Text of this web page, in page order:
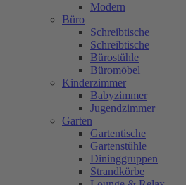
Modern
Büro
Schreibtische
Schreibtische
Bürostühle
Büromöbel
Kinderzimmer
Babyzimmer
Jugendzimmer
Garten
Gartentische
Gartenstühle
Dininggruppen
Strandkörbe